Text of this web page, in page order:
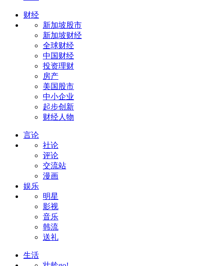
财经
新加坡股市
新加坡财经
全球财经
中国财经
投资理财
房产
美国股市
中小企业
起步创新
财经人物
言论
社论
评论
交流站
漫画
娱乐
明星
影视
音乐
韩流
送礼
生活